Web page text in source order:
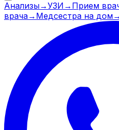
Анализы→УЗИ → Прием
врача→ Медсестра на дом→